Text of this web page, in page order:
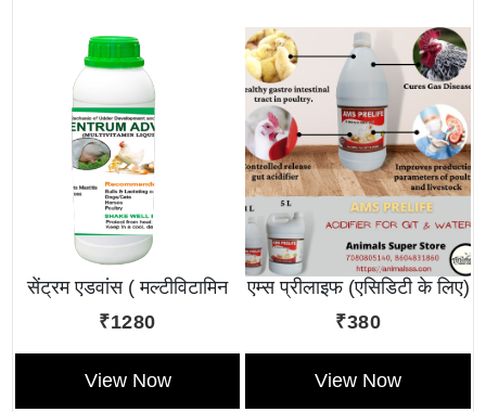
सेंट्रम एडवांस ( मल्टीविटामिन
लिक्विड )
₹1280
View Now
एम्स प्रीलाइफ (एसिडिटी के लिए)
₹380
View Now